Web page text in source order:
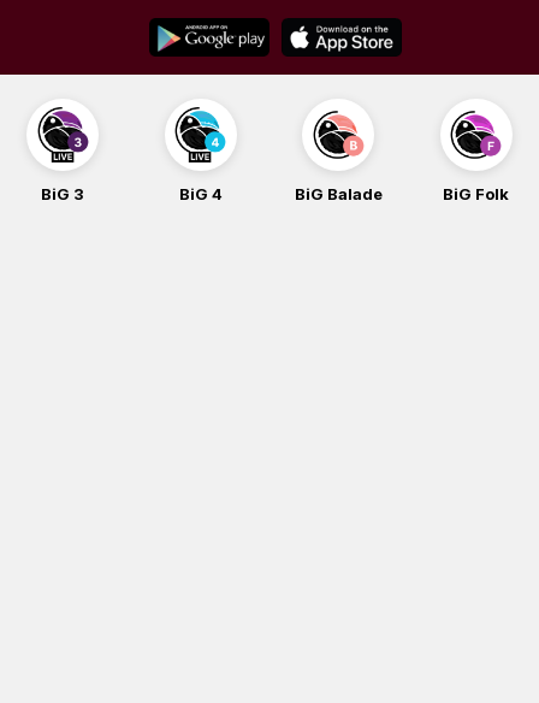
content
BiG 3 BiG 4 BiG Balade BiG Folk